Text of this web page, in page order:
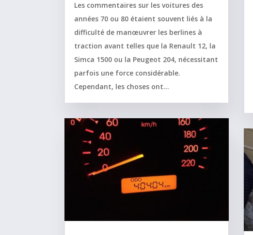
Les commentaires sur les voitures des
années 70 ou 80 étaient souvent liés à la
difficulté de manœuvrer les berlines à
traction avant telles que la Renault 12, la
Simca 1500 ou la Peugeot 204, nécessitant
parfois une force considérable.
Cependant, les choses ont...